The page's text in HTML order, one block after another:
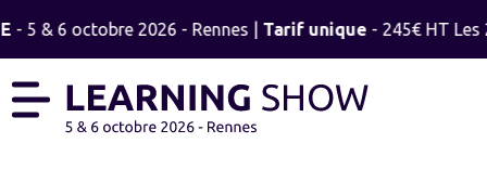
- 5 & 6 octobre 2026 - Rennes | Tarif unique- 245€ HT Les